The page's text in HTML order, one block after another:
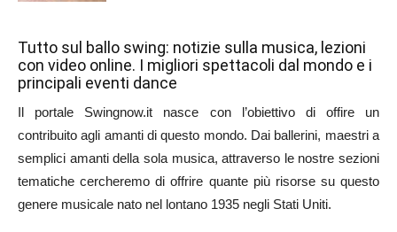
Tutto sul ballo swing: notizie sulla musica, lezioni
con video online. I migliori spettacoli dal mondo e i
principali eventi dance
Il portale Swingnow.it nasce con l’obiettivo di offire un
contribuito agli amanti di questo mondo. Dai ballerini, maestri a
semplici amanti della sola musica, attraverso le nostre sezioni
tematiche cercheremo di offrire quante più risorse su questo
genere musicale nato nel lontano 1935 negli Stati Uniti.